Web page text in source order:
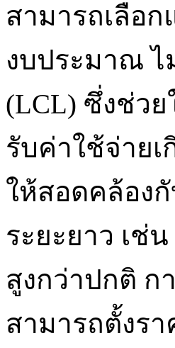
สามารถเลือ
งบประมาณ ไ
(LCL) ซึ่งช่ว
รับค่าใช้จ่าย
ให้สอดคล้อง
ระยะยาว เช่
สูงกว่าปกติ
สามารถตั้งร